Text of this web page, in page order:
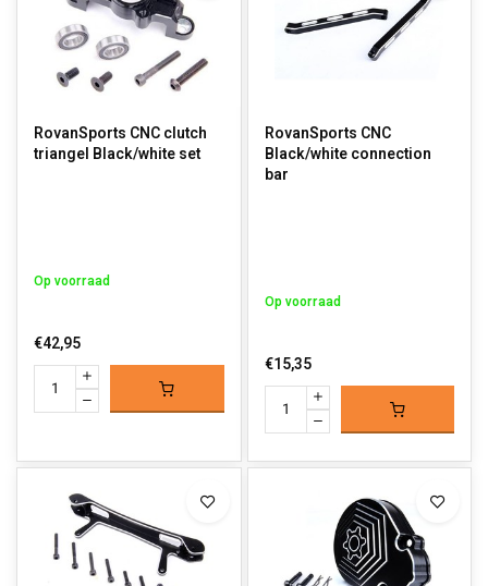
RovanSports CNC clutch
triangel Black/white set
Op voorraad
€42,95
RovanSports CNC
Black/white connection
bar
Op voorraad
€15,35